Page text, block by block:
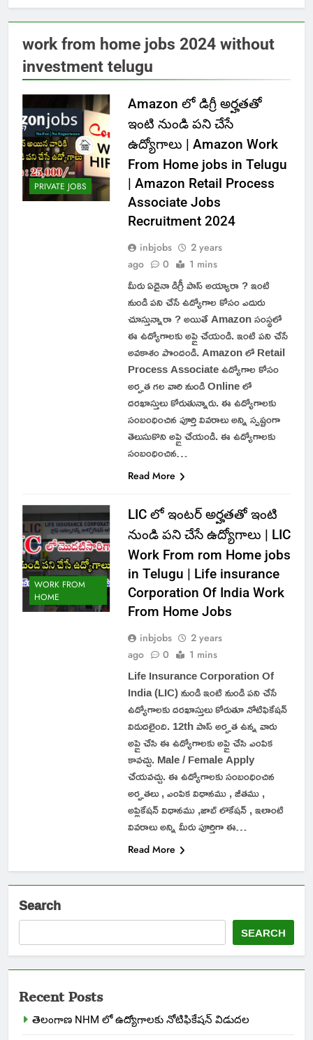
work from home jobs 2024 without
investment telugu
PRIVATE JOBS
Amazon లో డిగ్రీ అర్హతతో
ఇంటి నుండి పని చేసే
ఉద్యోగాలు | Amazon Work
From Home jobs in Telugu
| Amazon Retail Process
Associate Jobs
Recruitment 2024
inbjobs
2 years
ago
0 1 mins
మీరు ఏదైనా డిగ్రీ పాస్ అయ్యారా ? ఇంటి
నుండి పని చేసే ఉద్యోగాల కోసం ఎదురు
చూస్తున్నారా ? అయితే Amazon సంస్థలో
ఈ ఉద్యోగాలకు అప్లై చేయండి. ఇంటి పని చేసే
అవకాశం పొందండి. Amazon లో Retail
Process Associate ఉద్యోగాల కోసం
అర్హత గల వారి నుండి Online లో
దరఖాస్తులు కోరుతున్నారు. ఈ ఉద్యోగాలకు
సంబంధించిన పూర్తి వివరాలు అన్ని స్పష్టంగా
తెలుసుకొని అప్లై చేయండి. ఈ ఉద్యోగాలకు
సంబంధించిన…
Read More
WORK FROM
HOME
LIC లో ఇంటర్ అర్హతతో ఇంటి
నుండి పని చేసే ఉద్యోగాలు | LIC
Work From rom Home jobs
in Telugu | Life insurance
Corporation Of India Work
From Home Jobs
inbjobs
2 years
ago
0 1 mins
Life Insurance Corporation Of
India (LIC) నుండి ఇంటి నుండి పని చేసే
ఉద్యోగాలకు దరఖాస్తులు కోరుతూ నోటిఫికేషన్
విడుదలైంది. 12th పాస్ అర్హత ఉన్న వారు
అప్లై చేసి ఈ ఉద్యోగాలకు అప్లై చేసి ఎంపిక
కావచ్చు. Male / Female Apply
చేయవచ్చు. ఈ ఉద్యోగాలకు సంబంధించిన
అర్హతలు , ఎంపిక విధానము , జీతము ,
అప్లికేషన్ విధానము ,జాబ్ లొకేషన్ , ఇలాంటి
వివరాలు అన్ని మీరు పూర్తిగా ఈ…
Read More
Search
SEARCH
Recent Posts
తెలంగాణ NHM లో ఉద్యోగాలకు నోటిఫికేషన్ విడుదల